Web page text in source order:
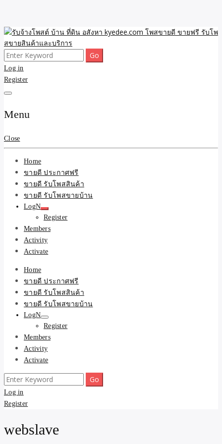
Skip
to
content
รับจ้างโพสต์ บ้าน ที่ดิน
อสังหา kyedee.com โพส
ขายดี ขายฟรี รับโพสขาย
สินค้าและบริการ
ขายดี โพสประกาศขายสินค้าฟรี บ้าน ที่ดิน อสังหา รับโพสต์ประกาศขาย
ของ รับรองผล ดีที่สุดถูกที่สุด ติดหน้าแรกกูเกืล
Search
for:
Log in
Register
Menu
Close
Home
ขายดี ประกาศฟรี
ขายดี รับโพสสินค้า
ขายดี รับโพสขายบ้าน
LogN
Register
Members
Activity
Activate
Home
ขายดี ประกาศฟรี
ขายดี รับโพสสินค้า
ขายดี รับโพสขายบ้าน
LogN
Register
Members
Activity
Activate
Search
for:
Log in
Register
webslave